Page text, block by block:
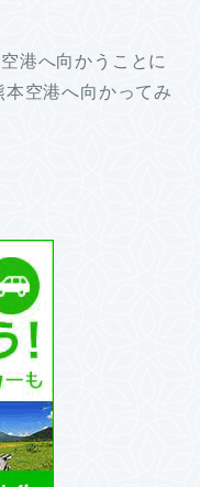
港へ向かうことに
空港へ向かってみ